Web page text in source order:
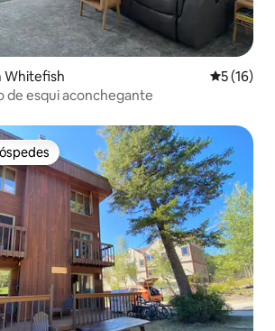
Whitefish
5 (16)
de esqui aconchegante
mais apreciados